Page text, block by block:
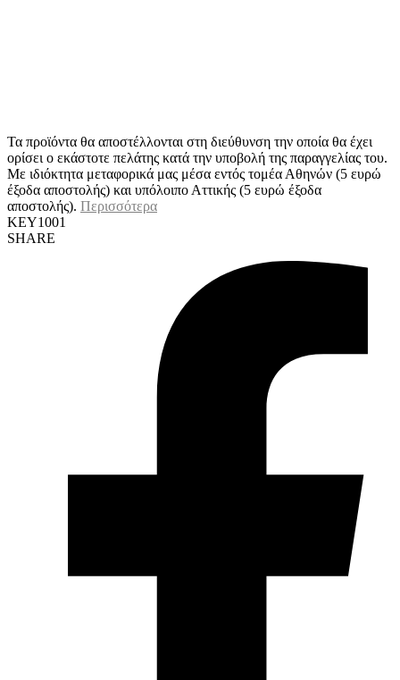
Τα προϊόντα θα αποστέλλονται στη διεύθυνση την οποία θα έχει
ορίσει ο εκάστοτε πελάτης κατά την υποβολή της παραγγελίας του.
Με ιδιόκτητα μεταφορικά μας μέσα εντός τομέα Αθηνών (5 ευρώ
έξοδα αποστολής) και υπόλοιπο Αττικής (5 ευρώ έξοδα
αποστολής). Περισσότερα
KEY1001
SHARE